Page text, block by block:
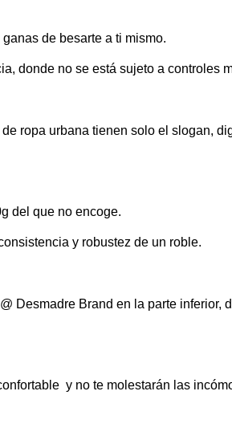
de besarte a ti mismo.
donde no se está sujeto a controles
ropa urbana tienen solo el slogan,
del que no encoge.
y robustez de un roble.
Desmadre Brand en la parte
y no te molestarán las